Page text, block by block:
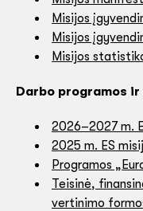
Misijos
Misijos
Misijos
Darbo programos
2026–2027 m.
2025 m. ES
Programos
Teisinė,
vertinimo